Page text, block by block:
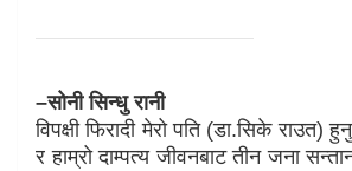
–सोनी सिन्धु रानी
विपक्षी फिरादी मेरो पति (डा.सिके राउत)
र हाम्रो दाम्पत्य जीवनबाट तीन जना